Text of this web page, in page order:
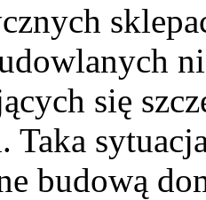
się
Taka
budową